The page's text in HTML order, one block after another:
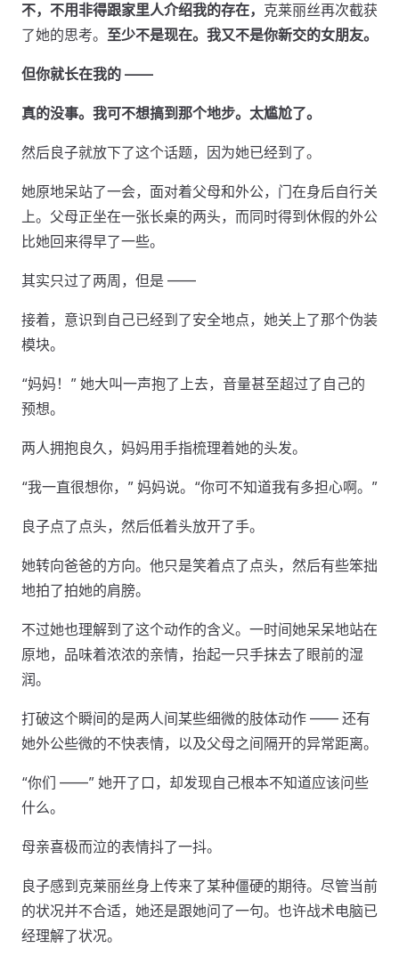
不，不用非得跟家里人介绍我的存在， 克莱丽丝再次截获
了她的思考。 至少不是现在。我又不是你新交的女朋友。
但你就长在我的 ——
真的没事。我可不想搞到那个地步。太尴尬了。
然后良子就放下了这个话题，因为她已经到了。
她原地呆站了一会，面对着父母和外公，门在身后自行关
上。父母正坐在一张长桌的两头，而同时得到休假的外公
比她回来得早了一些。
其实只过了两周，但是 ——
接着，意识到自己已经到了安全地点，她关上了那个伪装
模块。
“妈妈！” 她大叫一声抱了上去，音量甚至超过了自己的
预想。
两人拥抱良久，妈妈用手指梳理着她的头发。
“我一直很想你，” 妈妈说。“你可不知道我有多担心啊。”
良子点了点头，然后低着头放开了手。
她转向爸爸的方向。他只是笑着点了点头，然后有些笨拙
地拍了拍她的肩膀。
不过她也理解到了这个动作的含义。一时间她呆呆地站在
原地，品味着浓浓的亲情，抬起一只手抹去了眼前的湿
润。
打破这个瞬间的是两人间某些细微的肢体动作 —— 还有
她外公些微的不快表情，以及父母之间隔开的异常距离。
“你们 ——” 她开了口，却发现自己根本不知道应该问些
什么。
母亲喜极而泣的表情抖了一抖。
良子感到克莱丽丝身上传来了某种僵硬的期待。尽管当前
的状况并不合适，她还是跟她问了一句。也许战术电脑已
经理解了状况。